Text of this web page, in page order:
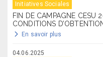
Initiatives Sociales
FIN DE CAMPAGNE CESU
CONDITIONS
En savoir plus
04.06.2025